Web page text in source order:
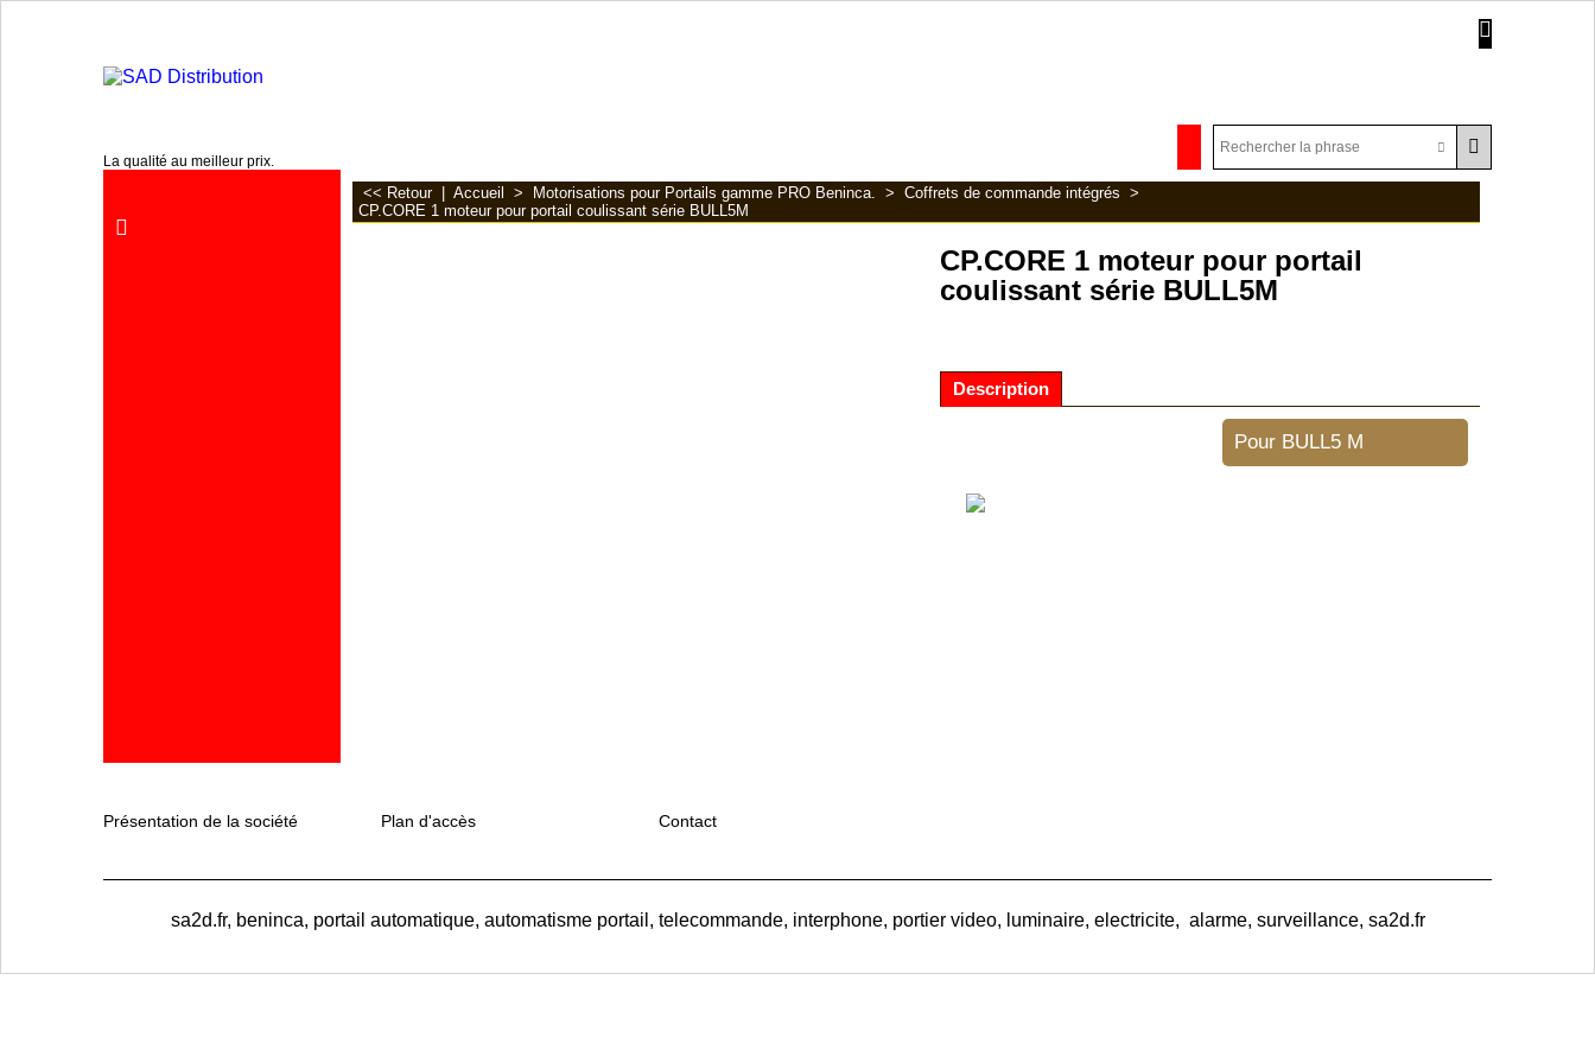
La qualité au meilleur prix.
<< Retour Accueil > Motorisations pour Portails gamme PRO Beninca. > Coffrets de commande intégrés >
CP.CORE 1 moteur pour portail coulissant série BULL5M
CP.CORE 1 moteur pour portail
coulissant série BULL5M
Description
Pour BULL5 M
Présentation de la société Plan d'accès Contact
sa2d.fr, beninca, portail automatique, automatisme portail, telecommande, interphone, portier video, luminaire, electricite, alarme, surveillance, sa2d.fr